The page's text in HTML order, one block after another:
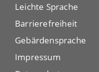
Leichte Sprache
Barrierefreiheit
Gebärdensprache
Impressum